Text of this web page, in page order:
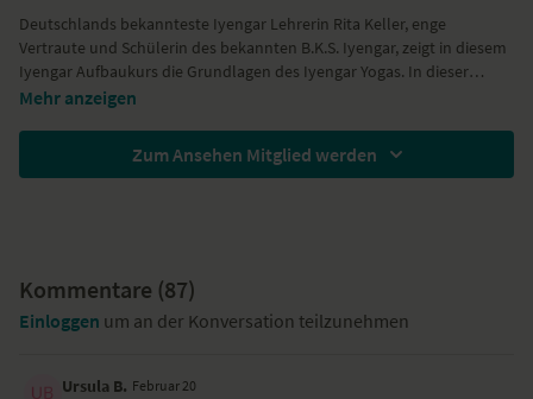
Deutschlands bekannteste Iyengar Lehrerin Rita Keller, enge
Vertraute und Schülerin des bekannten B.K.S. Iyengar, zeigt in diesem
Iyengar Aufbaukurs die Grundlagen des Iyengar Yogas. In dieser
ersten Stunde werden die Sinne neu geschärft. Die Anfangsmeditation
und Vermeidung von mechanischen Wiederholungen. Durch die
Mehr anzeigen
Zum Ansehen Mitglied werden
Kommentare (87)
Einloggen um an der Konversation teilzunehmen
Ursula B. Februar 20